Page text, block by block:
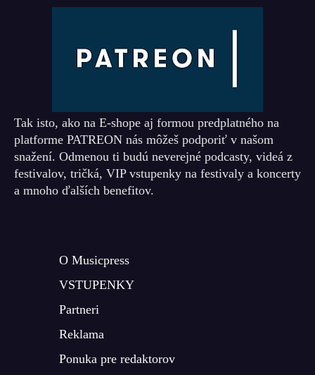
Tak isto, ako na E-shope aj formou predplatného na
platforme PATREON nás môžeš podporiť v našom
snažení. Odmenou ti budú neverejné podcasty, videá z
festivalov, tričká, VIP vstupenky na festivaly a koncerty
a mnoho ďalších benefitov.
O Musicpress
VSTUPENKY
Partneri
Reklama
Ponuka pre redaktorov